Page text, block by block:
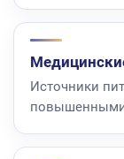
Источники
повышенными